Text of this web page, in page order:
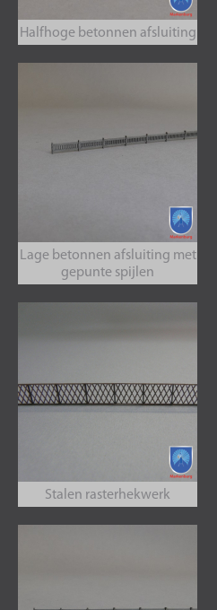
Halfhoge betonnen afsluiting
Lage betonnen afsluiting met
gepunte spijlen
Stalen rasterhekwerk